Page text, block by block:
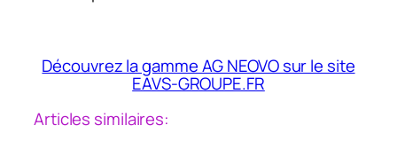
Découvrez la gamme AG NEOVO sur le site
EAVS-GROUPE.FR
Articles similaires: